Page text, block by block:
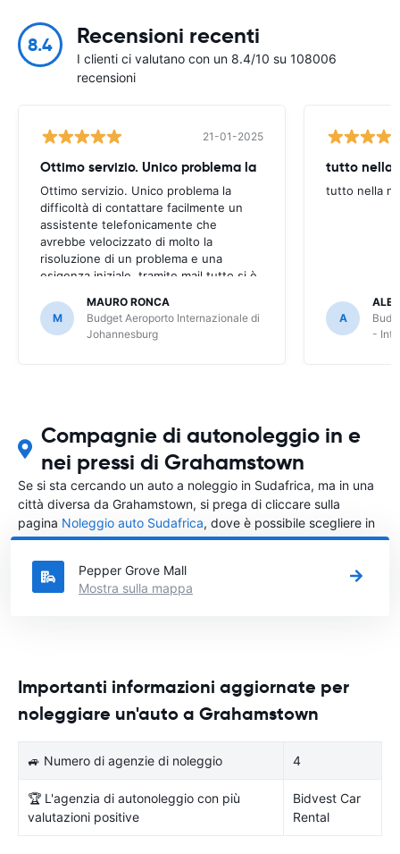
8.4 Recensioni recenti
I clienti ci valutano con un 8.4/10 su 108006
recensioni
21-01-2025
Ottimo servizio. Unico problema la
Ottimo servizio. Unico problema la
difficoltà di contattare facilmente un
assistente telefonicamente che
avrebbe velocizzato di molto la
risoluzione di un problema e una
esigenza iniziale. tramite mail tutto si è
M
MAURO RONCA
Budget Aeroporto Internazionale di
Johannesburg
tutto nella
tutto nella
A
-
Compagnie di autonoleggio in e
nei pressi di Grahamstown
Se si sta cercando un auto a noleggio in Sudafrica, ma in una
città diversa da Grahamstown, si prega di cliccare sulla
pagina Noleggio auto Sudafrica, dove è possibile scegliere in
quale città in Sudafrica si vuole noleggiare l'auto.
Pepper Grove Mall
Mostra sulla mappa
Importanti informazioni aggiornate per
noleggiare un'auto a Grahamstown
🚙 Numero di agenzie di noleggio 4
🏆 L'agenzia di autonoleggio con più
valutazioni positive
Bidvest Car
Rental